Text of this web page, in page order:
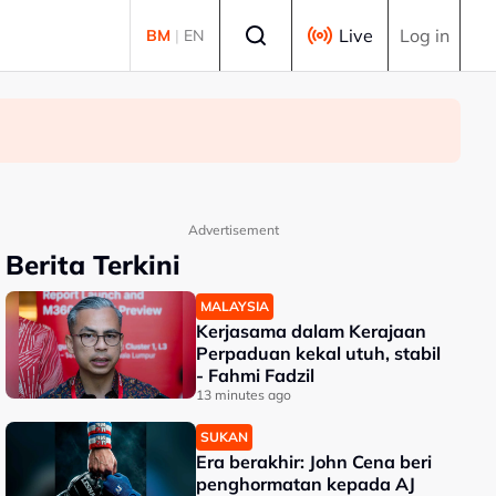
BM | EN Live Log in
Advertisement
Berita Terkini
MALAYSIA
Kerjasama dalam Kerajaan
Perpaduan kekal utuh, stabil
- Fahmi Fadzil
13 minutes ago
SUKAN
Era berakhir: John Cena beri
penghormatan kepada AJ